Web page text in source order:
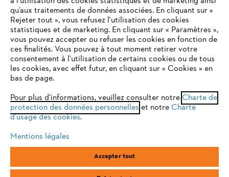
Service
Conditions Générales de Vente
Politique de protection des données
Mentions légales Cookies
Conditions de garantie
ANDREAS STIHL SAS, 1 rue des Epinettes, ZI Nord de Torcy, 77200
VOTRE NAVIGATEUR INTERNET
N'EST PLUS PRIS EN CHARGE
Vous utilisez un navigateur Internet que nous ne prenons plus
en charge, et certaines fonctionnalités de notre site ne
peuvent fonctionner correctement. Pour une utilisation
optimale de notre site, nous vous recommandons de passer à
l'un des navigateurs suivants :
firefox chrome
qu’aux traitements de données associées. En cliquant sur «
Rejeter tout », vous refusez l'utilisation des cookies
statistiques et de marketing. En cliquant sur « Paramètres »,
vous pouvez accepter ou refuser les cookies en fonction de
ces finalités. Vous pouvez à tout moment retirer votre
consentement à l'utilisation de certains cookies ou de tous
les cookies, avec effet futur, en cliquant sur « Cookies » en
bas de page.
Pour plus d'informations, veuillez consulter notre Charte de
protection des données personnelles et notre Charte
d'usage des cookies.
Mentions légales
Accepter tout